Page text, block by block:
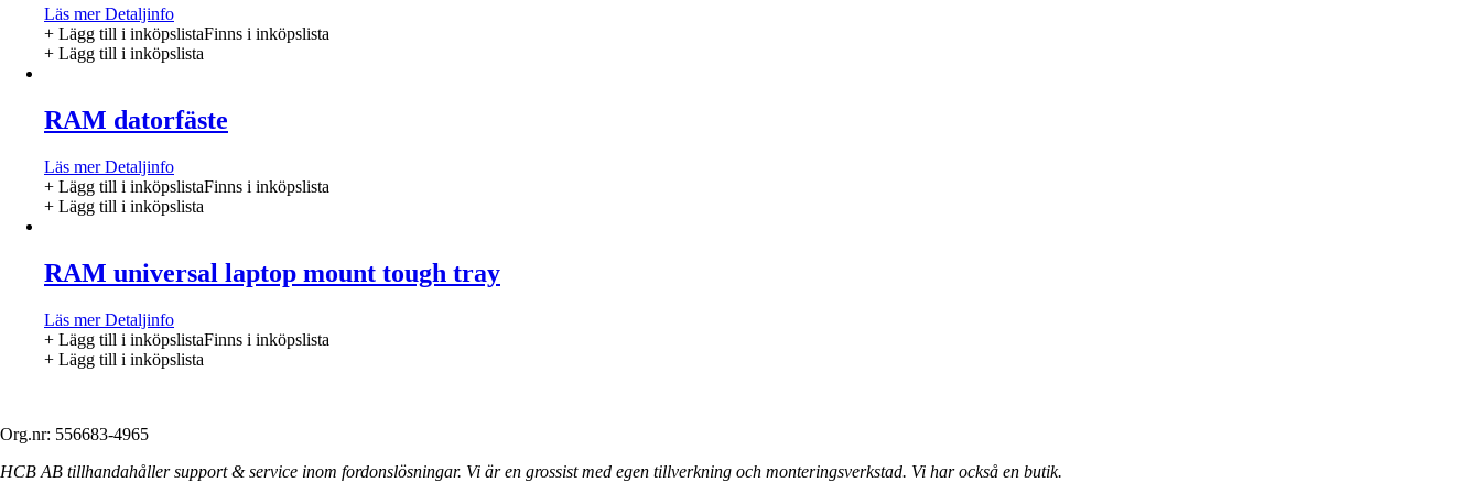
Läs merDetaljinfo
+ Lägg till i inköpslistaFinns i inköpslista
+ Lägg till i inköpslista
RAM datorfäste
Läs merDetaljinfo
+ Lägg till i inköpslistaFinns i inköpslista
+ Lägg till i inköpslista
RAM universal laptop mount tough tray
Läs merDetaljinfo
+ Lägg till i inköpslistaFinns i inköpslista
+ Lägg till i inköpslista
Org.nr: 556683-4965
HCB AB tillhandahåller support & service inom fordonslösningar. Vi är en grossist med egen tillverkning och monteringsverkstad. Vi har också en butik.